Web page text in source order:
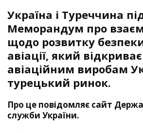
Україна і Туреччина
Меморандум про
щодо розвитку
авіації, який
авіаційним виробам
турецький ринок.
Про це повідомляє сайт
служби України.